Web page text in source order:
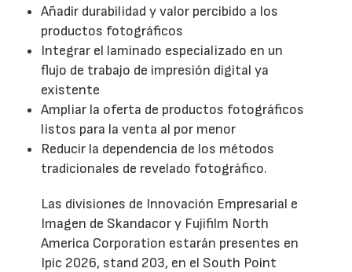
Añadir durabilidad y valor percibido a los
productos fotográficos
Integrar el laminado especializado en un
flujo de trabajo de impresión digital ya
existente
Ampliar la oferta de productos fotográficos
listos para la venta al por menor
Reducir la dependencia de los métodos
tradicionales de revelado fotográfico.
Las divisiones de Innovación Empresarial e
Imagen de Skandacor y Fujifilm North
America Corporation estarán presentes en
Ipic 2026, stand 203, en el South Point